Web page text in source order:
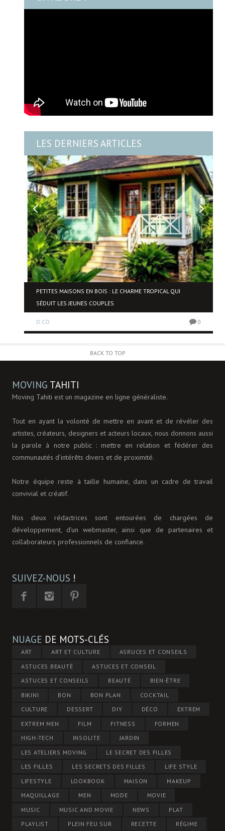
LES DERNIERS ARTICLES
PETITES MAISONS EN BOIS : LE CHARME TROPICAL QUI
SÉDUIT LES JEUNES COUPLES
D.CO 0
BACK TO TOP
MOVING TAHITI
Moving Tahiti est un magazine en ligne généraliste.
Tout en ayant la volonté de mettre en avant et de révéler des
artistes, créateurs, designers et acteurs locaux, nous donnons aussi
la parole à notre public : mettre en relation et fédérer des
communautés d’intérêts divers et de proximité.
Notre équipe reste à taille humaine, dans un cadre de travail
convivial et créatif.
Nos deux rédactrices sont entourées de chargées de
développement, d'un webmaster, ainsi que de partenaires et
collaborateurs professionnels de confiance.
SUIVEZ-NOUS !
NUAGE DE MOTS-CLÉS
ART ART ET CULTURE
ASRUCES ET CONSEILS
ASTUCES BEAUTÉ
ASTUCES ET CONSEIL
ASTUCES ET CONSEILS
BEAUTÉ
BIEN-ÊTRE
BIKINI
BON BON PLAN
COCKTAIL
CULTURE
DESSERT DIY DÉCO
EXTREM
EXTREM MEN
FILM FITNESS
FORMEN
HIGH-TECH
INSOLITE
JARDIN
LES ATELIERS MOVING
LE SECRET DES FILLES
LES FILLES
LES SECRETS DES FILLES
LIFE STYLE
LIFESTYLE
LOOKBOOK MAISON
MAKEUP
MAQUILLAGE
MEN MODE
MOVIE
MUSIC
MUSIC AND MOVIE NEWS
PLAT
PLAYLIST
PLEIN FEU SUR RECETTE RÉGIME